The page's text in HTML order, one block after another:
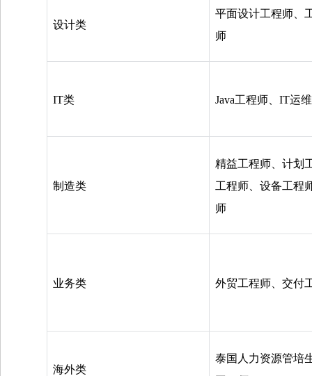
设计类
平面设计工程师、
师
IT类 Java工程师、 IT运
制造类
精益工程师、计划
工程师、设备工程
师
业务类 外贸工程师、交付
海外类
泰国人力资源管培